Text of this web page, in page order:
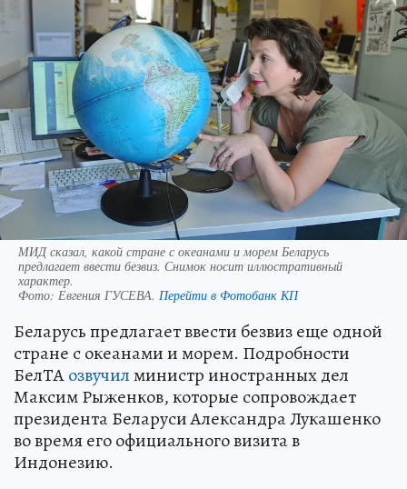
МИД сказал, какой стране с океанами и морем Беларусь
предлагает ввести безвиз. Снимок носит иллюстративный
характер.
Фото: Евгения ГУСЕВА. Перейти в Фотобанк КП
Беларусь предлагает ввести безвиз еще одной
стране с океанами и морем. Подробности
БелТАозвучилминистр иностранных дел
Максим Рыженков, которые сопровождает
президента Беларуси Александра Лукашенко
во время его официального визита в
Индонезию.